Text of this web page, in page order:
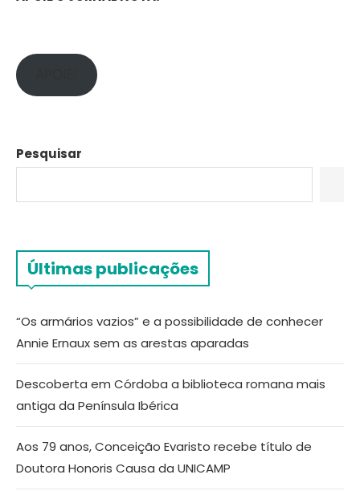
Pesquisar
Últimas publicações
“Os armários vazios” e a possibilidade de conhecer
Annie Ernaux sem as arestas aparadas
Descoberta em Córdoba a biblioteca romana mais
antiga da Península Ibérica
Aos 79 anos, Conceição Evaristo recebe título de
Doutora Honoris Causa da UNICAMP